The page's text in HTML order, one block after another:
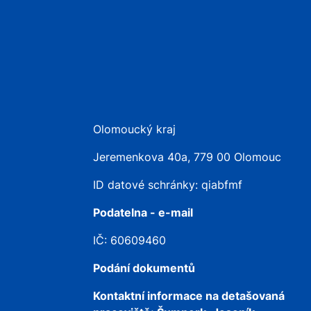
Olomoucký kraj
Jeremenkova 40a, 779 00 Olomouc
ID datové schránky: qiabfmf
Podatelna - e-mail
IČ: 60609460
Podání dokumentů
Kontaktní informace na detašovaná